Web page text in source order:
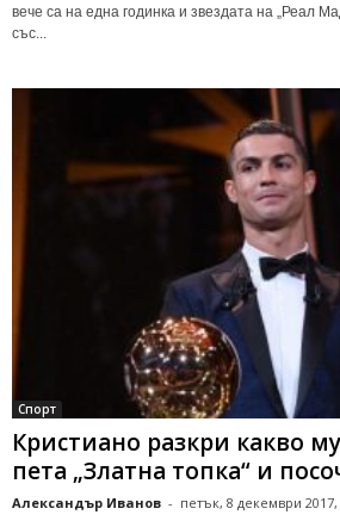
вече са на една годинка и звездата на „Реал
със...
Спорт
Кристиано разкри какво
пета „Златна топка“ и
Александър Иванов - петък, 8 декември 2017,